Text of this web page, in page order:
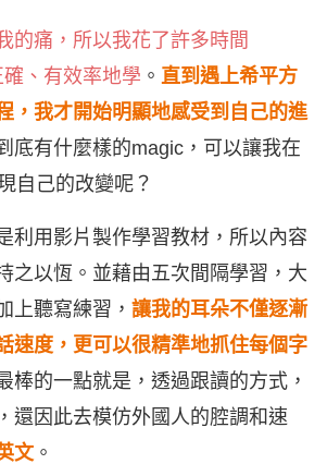
的痛，所以我花了許多時間
、有效率地學 。 直到遇上希平方
，我才開始明顯地感受到自己的進
底有什麼樣的magic，可以讓我在
自己的改變呢？
利用影片製作學習教材，所以內容
之以恆。並藉由五次間隔學習，大
上聽寫練習， 讓我的耳朵不僅逐漸
速度，更可以很精準地抓住每個字
棒的一點就是，透過跟讀的方式，
還因此去模仿外國人的腔調和速
文。